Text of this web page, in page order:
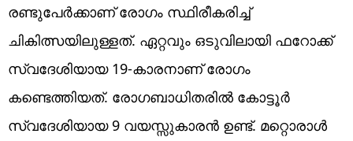
രണ്ടുപേർക്കാണ് രോഗം സ്ഥിരീകരിച്ച്
ചികിത്സയിലുള്ളത്. ഏറ്റവും ഒടുവിലായി ഫറോക്ക്
സ്വദേശിയായ 19-കാരനാണ് രോഗം
കണ്ടെത്തിയത്. രോ​ഗബാധിതരിൽ കോട്ടൂർ
സ്വദേശിയായ 9 വയസ്സുകാരൻ ഉണ്ട്. മറ്റൊരാൾ